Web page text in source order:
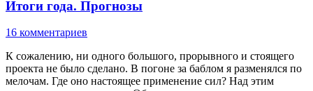
Итоги года. Прогнозы
16 комментариев
К сожалению, ни одного большого, прорывного и стоящего
проекта не было сделано. В погоне за баблом я разменялся по
мелочам. Где оно настоящее применение сил? Над этим